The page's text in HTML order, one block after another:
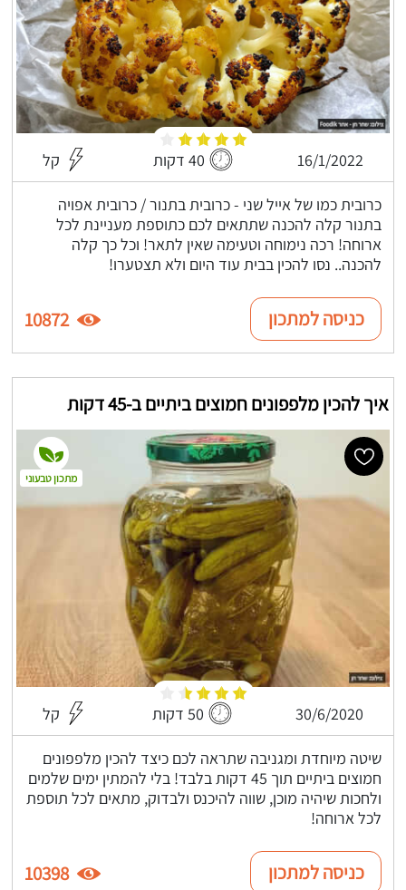
16/1/2022 40 דקות קל
כרובית כמו של אייל שני - כרובית בתנור / כרובית אפויה
בתנור קלה להכנה שתתאים לכם כתוספת מעניינת לכל
ארוחה! רכה נימוחה וטעימה שאין לתאר! וכל כך קלה
להכנה.. נסו להכין בבית עוד היום ולא תצטערו!
כניסה למתכון 10872
איך להכין מלפפונים חמוצים ביתיים ב-45 דקות
30/6/2020 50 דקות קל
שיטה מיוחדת ומגניבה שתראה לכם כיצד להכין מלפפונים
חמוצים ביתיים תוך 45 דקות בלבד! בלי להמתין ימים שלמים
ולחכות שיהיה מוכן, שווה להיכנס ולבדוק, מתאים לכל תוספת
לכל ארוחה!
מתכון טבעוני
כניסה למתכון 10398